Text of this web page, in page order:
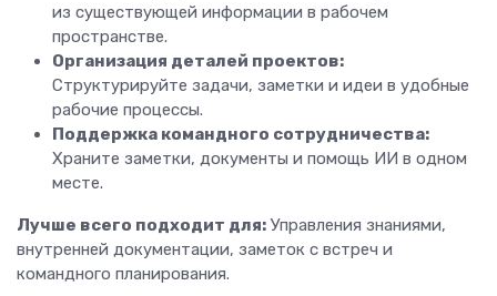
из существующей информации в рабочем
пространстве.
Организация деталей проектов:
Структурируйте задачи, заметки и идеи в удобные
рабочие процессы.
Поддержка командного сотрудничества:
Храните заметки, документы и помощь ИИ в одном
месте.
Лучше всего подходит для: Управления знаниями,
внутренней документации, заметок с встреч и
командного планирования.